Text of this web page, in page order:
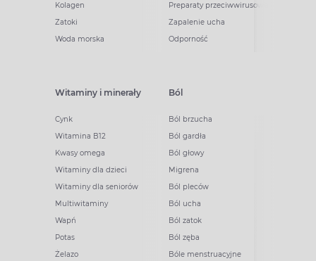
Kolagen
Zatoki
Woda morska
Preparaty przeciwwirusowe
Zapalenie ucha
Odporność
Witaminy i minerały
Cynk
Witamina B12
Kwasy omega
Witaminy dla dzieci
Witaminy dla seniorów
Multiwitaminy
Wapń
Potas
Żelazo
Ból
Ból brzucha
Ból gardła
Ból głowy
Migrena
Ból pleców
Ból ucha
Ból zatok
Ból zęba
Bóle menstruacyjne